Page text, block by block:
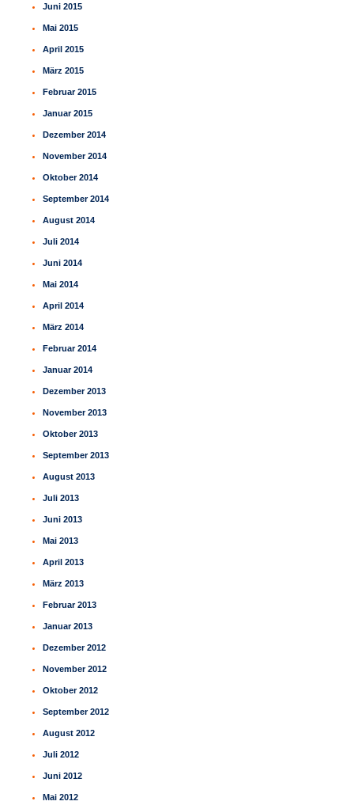
Juni 2015
Mai 2015
April 2015
März 2015
Februar 2015
Januar 2015
Dezember 2014
November 2014
Oktober 2014
September 2014
August 2014
Juli 2014
Juni 2014
Mai 2014
April 2014
März 2014
Februar 2014
Januar 2014
Dezember 2013
November 2013
Oktober 2013
September 2013
August 2013
Juli 2013
Juni 2013
Mai 2013
April 2013
März 2013
Februar 2013
Januar 2013
Dezember 2012
November 2012
Oktober 2012
September 2012
August 2012
Juli 2012
Juni 2012
Mai 2012